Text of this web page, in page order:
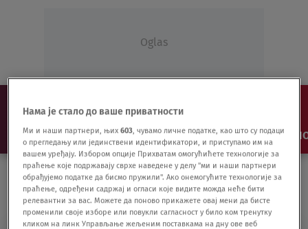
Oglas
NAJNOVIJE VESTI SHOW SPORT VIDEO
Нама је стало до ваше приватности
Ми и наши партнери, њих603, чувамо личне податке, као што су подаци
о прегледању или јединствени идентификатори, и приступамо им на
вашем уређају. Избором опције Прихватам омогућићете технологије за
праћење које подржавају сврхе наведене у делу "ми и наши партнери
обрађујемо податке да бисмо пружили". Ако онемогућите технологије за
праћење, одређени садржај и огласи које видите можда неће бити
релевантни за вас. Можете да поново прикажете овај мени да бисте
променили своје изборе или повукли сагласност у било ком тренутку
кликом на линк Управљање жељеним поставкама на дну ове веб